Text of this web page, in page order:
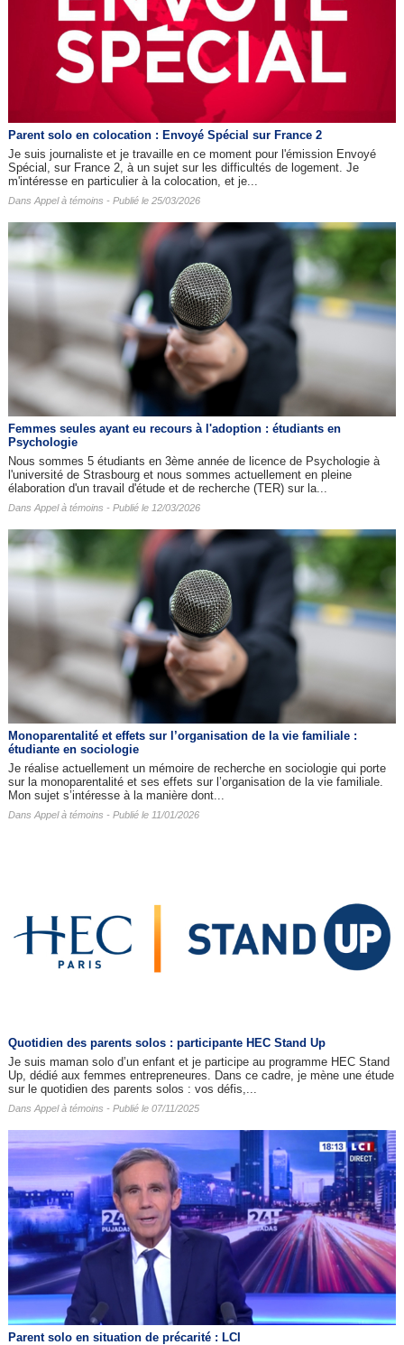
Parent solo en colocation : Envoyé Spécial sur France 2
Je suis journaliste et je travaille en ce moment pour l'émission Envoyé
Spécial, sur France 2, à un sujet sur les difficultés de logement. Je
m'intéresse en particulier à la colocation, et je...
Dans Appel à témoins - Publié le 25/03/2026
Femmes seules ayant eu recours à l'adoption : étudiants en
Psychologie
Nous sommes 5 étudiants en 3ème année de licence de Psychologie à
l'université de Strasbourg et nous sommes actuellement en pleine
élaboration d'un travail d'étude et de recherche (TER) sur la...
Dans Appel à témoins - Publié le 12/03/2026
Monoparentalité et effets sur l’organisation de la vie familiale :
étudiante en sociologie
Je réalise actuellement un mémoire de recherche en sociologie qui porte
sur la monoparentalité et ses effets sur l’organisation de la vie familiale.
Mon sujet s’intéresse à la manière dont...
Dans Appel à témoins - Publié le 11/01/2026
Quotidien des parents solos : participante HEC Stand Up
Je suis maman solo d’un enfant et je participe au programme HEC Stand
Up, dédié aux femmes entrepreneures. Dans ce cadre, je mène une étude
sur le quotidien des parents solos : vos défis,...
Dans Appel à témoins - Publié le 07/11/2025
Parent solo en situation de précarité : LCI